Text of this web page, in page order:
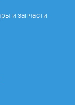
и запчасти